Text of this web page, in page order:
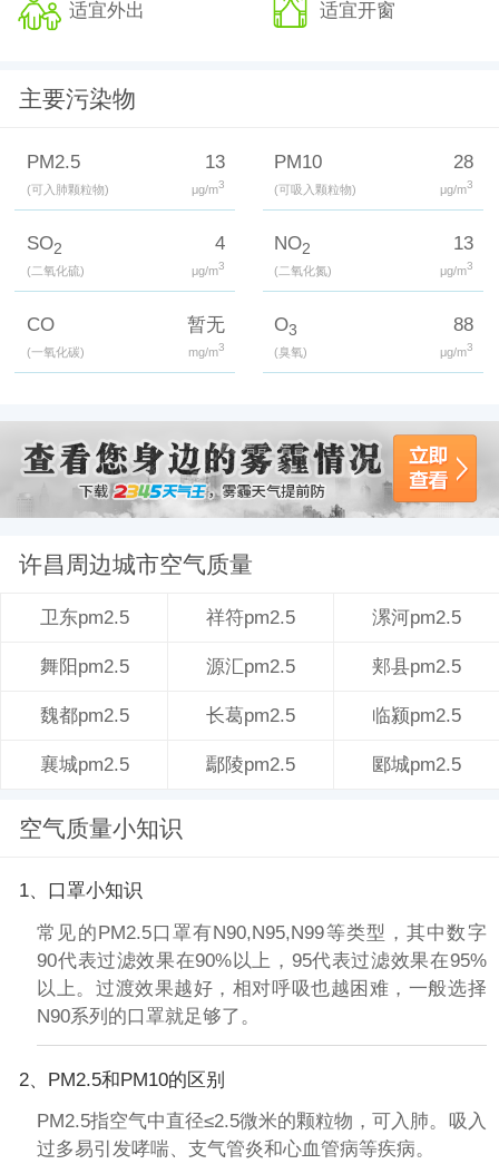
适宜外出 适宜开窗
主要污染物
PM2.5
(可入肺颗粒物)
13
μg/m3
PM10
(可吸入颗粒物)
28
μg/m3
SO2
(二氧化硫)
4
μg/m3
NO2
(二氧化氮)
13
μg/m3
CO
(一氧化碳)
暂无
mg/m3
O3
(臭氧)
88
μg/m3
许昌周边城市空气质量
卫东pm2.5 祥符pm2.5 漯河pm2.5
舞阳pm2.5 源汇pm2.5 郏县pm2.5
魏都pm2.5 长葛pm2.5 临颍pm2.5
襄城pm2.5 鄢陵pm2.5 郾城pm2.5
空气质量小知识
1、口罩小知识
常见的PM2.5口罩有N90,N95,N99等类型，其中数字
90代表过滤效果在90%以上，95代表过滤效果在95%
以上。过渡效果越好，相对呼吸也越困难，一般选择
N90系列的口罩就足够了。
2、PM2.5和PM10的区别
PM2.5指空气中直径≤2.5微米的颗粒物，可入肺。吸入
过多易引发哮喘、支气管炎和心血管病等疾病。